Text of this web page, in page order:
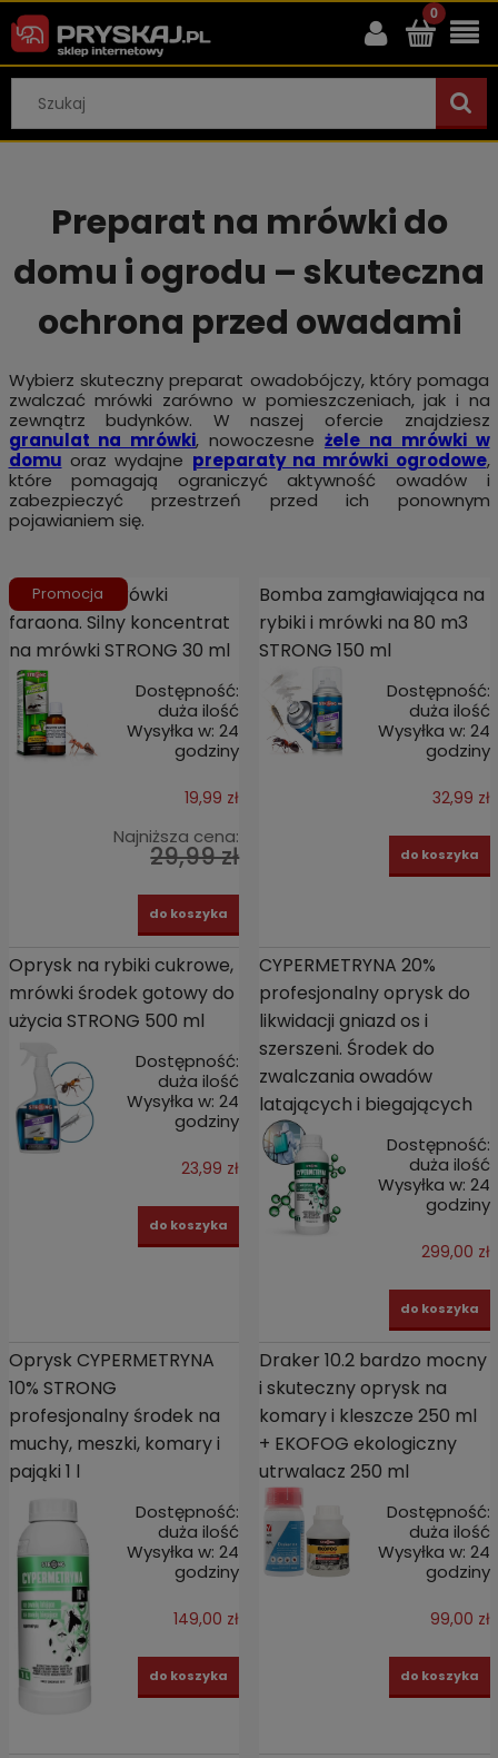
Preparat na mrówki do
domu i ogrodu – skuteczna
ochrona przed owadami
Wybierz skuteczny preparat owadobójczy, który pomaga
zwalczać mrówki zarówno w pomieszczeniach, jak i na
zewnątrz budynków. W naszej ofercie znajdziesz
granulat na mrówki, nowoczesne żele na mrówki w
domu oraz wydajne preparaty na mrówki ogrodowe,
które pomagają ograniczyć aktywność owadów i
zabezpieczyć przestrzeń przed ich ponownym
pojawianiem się.
Oprysk na mrówki
faraona. Silny koncentrat
na mrówki STRONG 30 ml
Dostępność:
duża ilość
Wysyłka w: 24
godziny
19,99 zł
Najniższa cena:
29,99 zł
do koszyka
Promocja
Bomba zamgławiająca na
rybiki i mrówki na 80 m3
STRONG 150 ml
Dostępność:
duża ilość
Wysyłka w: 24
godziny
32,99 zł
do koszyka
Oprysk na rybiki cukrowe,
mrówki środek gotowy do
użycia STRONG 500 ml
Dostępność:
duża ilość
Wysyłka w: 24
godziny
23,99 zł
do koszyka
CYPERMETRYNA 20%
profesjonalny oprysk do
likwidacji gniazd os i
szerszeni. Środek do
zwalczania owadów
latających i biegających
Dostępność:
duża ilość
Wysyłka w: 24
godziny
299,00 zł
do koszyka
Oprysk CYPERMETRYNA
10% STRONG
profesjonalny środek na
muchy, meszki, komary i
pająki 1 l
Dostępność:
duża ilość
Wysyłka w: 24
godziny
149,00 zł
do koszyka
Draker 10.2 bardzo mocny
i skuteczny oprysk na
komary i kleszcze 250 ml
+ EKOFOG ekologiczny
utrwalacz 250 ml
Dostępność:
duża ilość
Wysyłka w: 24
godziny
99,00 zł
do koszyka